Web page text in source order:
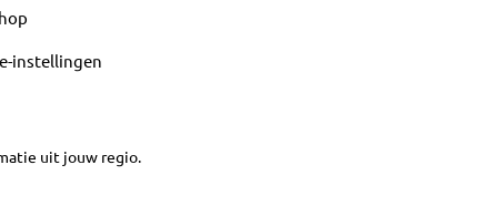
instellingen
uit jouw regio.